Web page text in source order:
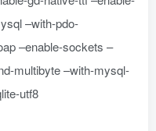
–with-pdo-
–enable-sockets –
multibyte –with-mysql-
utf8